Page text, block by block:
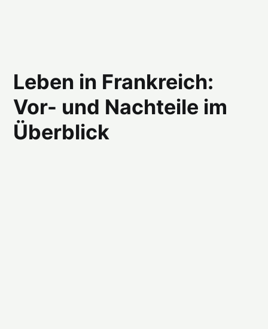
Leben in Frankreich:
Vor- und Nachteile im
Überblick